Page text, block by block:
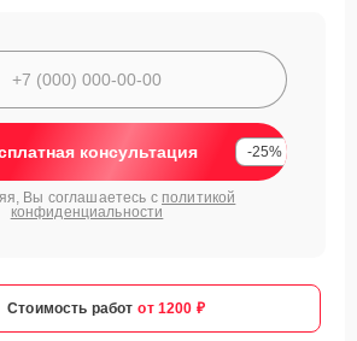
консультация -25%
Вы соглашаетесь с политикой
конфиденциальности
Стоимость работ от 1200 ₽